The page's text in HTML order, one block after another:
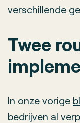
verschillende
Twee
In onze vorige
bedrijven al